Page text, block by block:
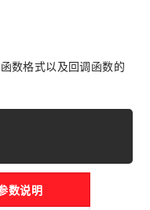
数格式以及回调函数的
数说明